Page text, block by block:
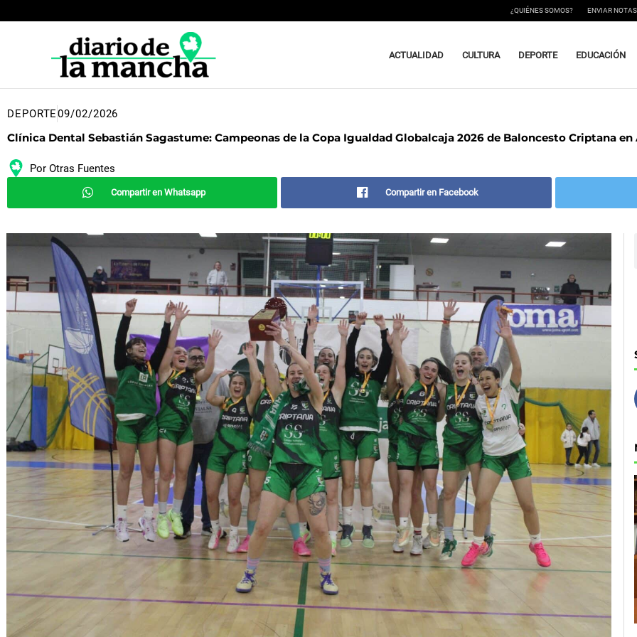
al
¿QUIÉNES SOMOS? ENVIAR
ACTUALIDAD CULTURA DEPORTE EDUCACIÓN
DEPORTE09/02/2026
Clínica Dental Sebastián Sagastume: Campeonas de la Copa Igualdad Globalcaja 2026 de Baloncesto Criptana en
Por Otras Fuentes
Compartir en Whatsapp Compartir en Facebook